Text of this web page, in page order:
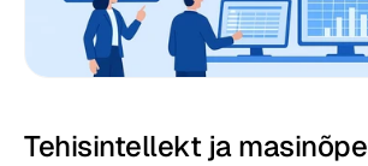
Tehisintellekt ja masinõpe